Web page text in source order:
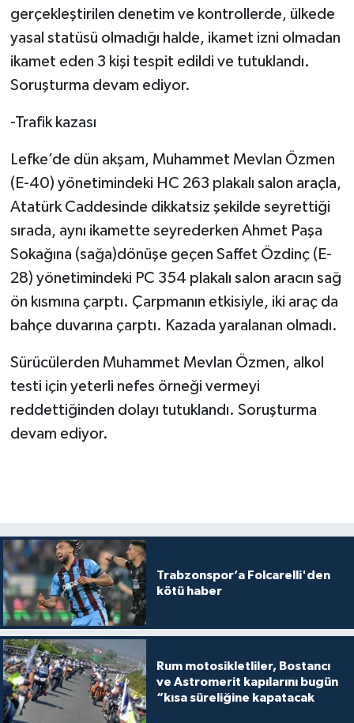
gerçekleştirilen denetim ve kontrollerde, ülkede
yasal statüsü olmadığı halde, ikamet izni olmadan
ikamet eden 3 kişi tespit edildi ve tutuklandı.
Soruşturma devam ediyor.
-Trafik kazası
Lefke’de dün akşam, Muhammet Mevlan Özmen
(E-40) yönetimindeki HC 263 plakalı salon araçla,
Atatürk Caddesinde dikkatsiz şekilde seyrettiği
sırada, aynı ikamette seyrederken Ahmet Paşa
Sokağına (sağa)dönüşe geçen Saffet Özdinç (E-
28) yönetimindeki PC 354 plakalı salon aracın sağ
ön kısmına çarptı. Çarpmanın etkisiyle, iki araç da
bahçe duvarına çarptı. Kazada yaralanan olmadı.
Sürücülerden Muhammet Mevlan Özmen, alkol
testi için yeterli nefes örneği vermeyi
reddettiğinden dolayı tutuklandı. Soruşturma
devam ediyor.
Trabzonspor’a Folcarelli'den
kötü haber
Rum motosikletliler, Bostancı
ve Astromerit kapılarını bugün
“kısa süreliğine kapatacak